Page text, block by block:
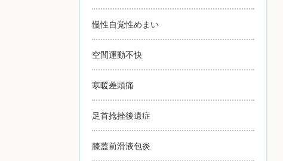
慢性自覚性めまい
空間運動不快
寒暖差頭痛
足首捻挫後遺症
膝蓋前滑液包炎